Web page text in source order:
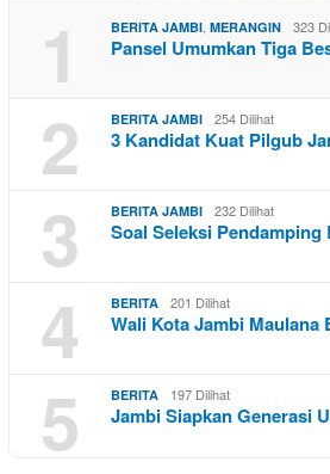
1 BERITA JAMBI, MERANGIN 323
Pansel Umumkan Tiga
2 BERITA JAMBI 254 Dilihat
3 Kandidat Kuat Pilgub
3 BERITA JAMBI 232 Dilihat
Soal Seleksi
4 BERITA 201 Dilihat
Wali Kota Jambi
5 BERITA 197 Dilihat
Jambi Siapkan Generasi